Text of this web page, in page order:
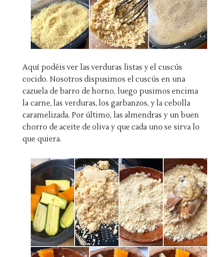
Aquí podéis ver las verduras listas y el cuscús
cocido. Nosotros dispusimos el cuscús en una
cazuela de barro de horno, luego pusimos encima
la carne, las verduras, los garbanzos, y la cebolla
caramelizada. Por último, las almendras y un buen
chorro de aceite de oliva y que cada uno se sirva lo
que quiera.